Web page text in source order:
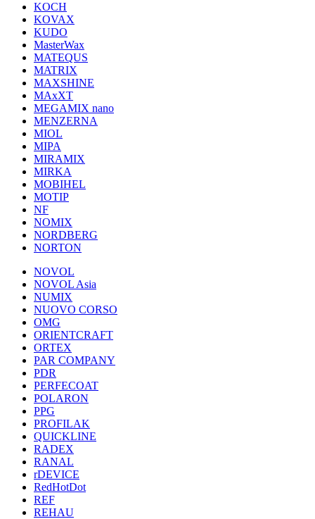
KOCH
KOVAX
KUDO
MasterWax
MATEQUS
MATRIX
MAXSHINE
MAxXT
MEGAMIX nano
MENZERNA
MIOL
MIPA
MIRAMIX
MIRKA
MOBIHEL
MOTIP
NF
NOMIX
NORDBERG
NORTON
NOVOL
NOVOL Asia
NUMIX
NUOVO CORSO
OMG
ORIENTCRAFT
ORTEX
PAR COMPANY
PDR
PERFECOAT
POLARON
PPG
PROFILAK
QUICKLINE
RADEX
RANAL
rDEVICE
RedHotDot
REF
REHAU